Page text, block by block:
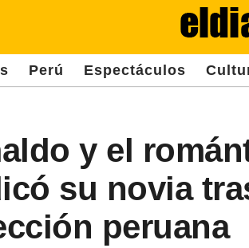
Perú Espectáculos
y el
su novia
peruana